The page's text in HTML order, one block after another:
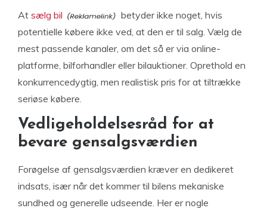
At sælg bil
betyder ikke noget, hvis
potentielle købere ikke ved, at den er til salg. Vælg de
mest passende kanaler, om det så er via online-
platforme, bilforhandler eller bilauktioner. Oprethold en
konkurrencedygtig, men realistisk pris for at tiltrække
seriøse købere.
Vedligeholdelsesråd for at
bevare gensalgsværdien
Forøgelse af gensalgsværdien kræver en dedikeret
indsats, især når det kommer til bilens mekaniske
sundhed og generelle udseende. Her er nogle